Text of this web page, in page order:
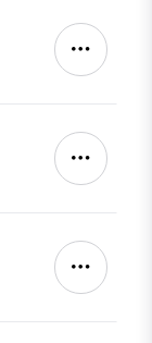
Autres
Autres
Autres